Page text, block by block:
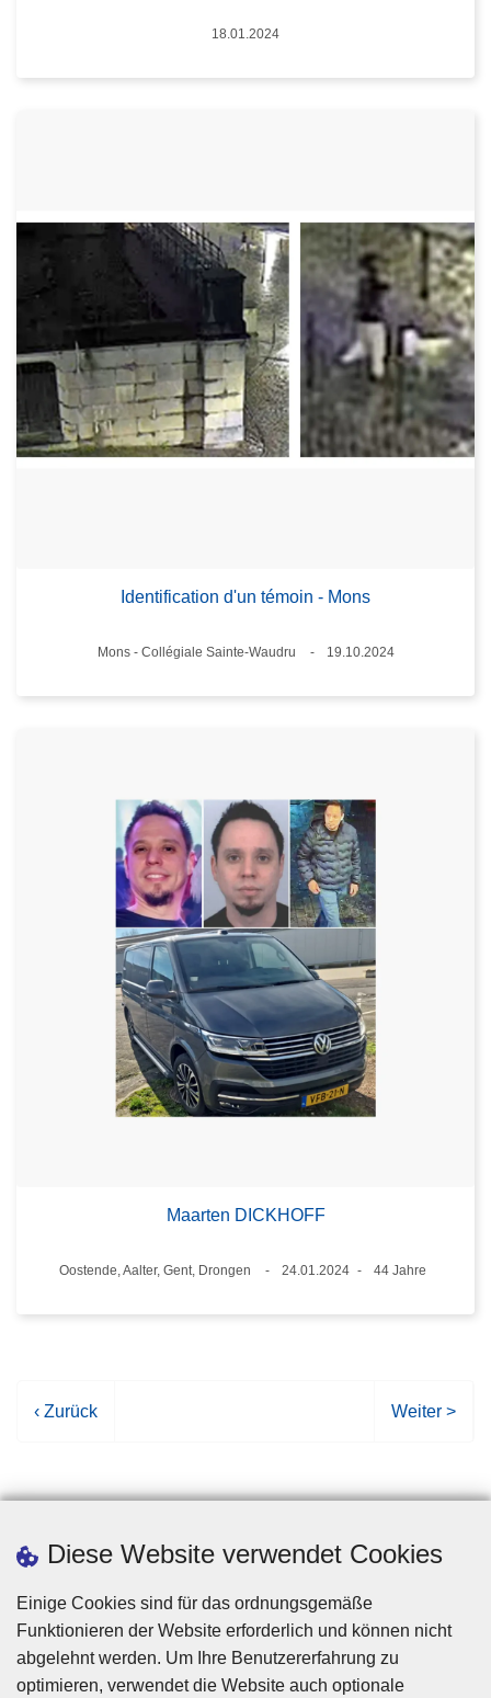
Diese Website verwendet Cookies
Einige Cookies sind für das ordnungsgemäße
Funktionieren der Website erforderlich und können nicht
abgelehnt werden. Um Ihre Benutzererfahrung zu
optimieren, verwendet die Website auch optionale
Datum
18.01.2024
Identification d'un témoin - Mons
Standort
Mons - Collégiale Sainte-Waudru
19.10.2024
Maarten DICKHOFF
Standort
Oostende, Aalter, Gent, Drongen
24.01.2024
44 Jahre
V
h
g
e
S
e
‹ Zurück
N
h
t
e
i
t
Weiter >